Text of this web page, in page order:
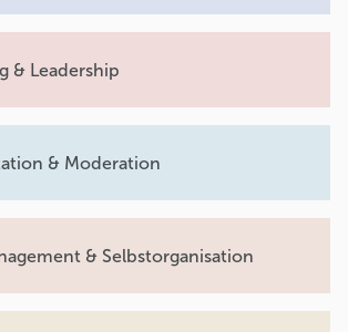
& Leadership
& Moderation
& Selbstorganisation